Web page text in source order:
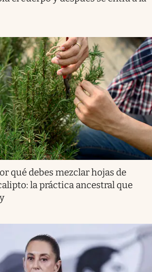
qué debes mezclar hojas de
la práctica ancestral que